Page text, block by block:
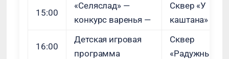
15:00
«Селяслад» —
конкурс варенья —
Сквер «У
каштана»
16:00
Детская игровая
программа
Сквер
«Радужный»